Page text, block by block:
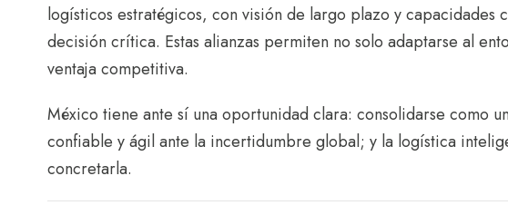
logísticos estratégicos, con visión de largo plazo y capacidades
decisión crítica. Estas alianzas permiten no solo adaptarse al
ventaja competitiva.
México tiene ante sí una oportunidad clara: consolidarse como
confiable y ágil ante la incertidumbre global; y la logística
concretarla.